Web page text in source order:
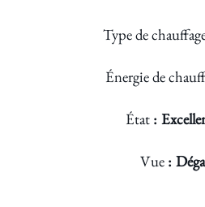
Type de
Énergie de
État
Vue